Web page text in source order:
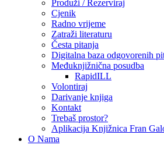
Produži / Rezerviraj
Cjenik
Radno vrijeme
Zatraži literaturu
Česta pitanja
Digitalna baza odgovorenih
Međuknjižnična posudba
RapidILL
Volontiraj
Darivanje knjiga
Kontakt
Trebaš prostor?
Aplikacija Knjižnica Fran
O Nama